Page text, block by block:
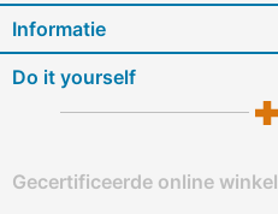
Informatie
Do it yourself
Gecertificeerde online winkel